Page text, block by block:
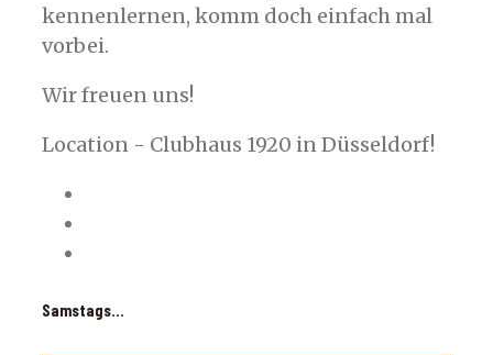
kennenlernen, komm doch einfach mal
vorbei.
Wir freuen uns!
Location - Clubhaus 1920 in Düsseldorf!
Samstags...